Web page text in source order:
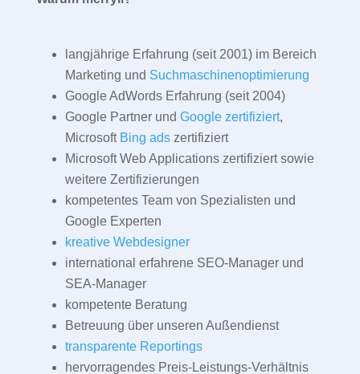
langjährige Erfahrung (seit 2001) im Bereich
Marketing und Suchmaschinenoptimierung
Google AdWords Erfahrung (seit 2004)
Google Partner und Google zertifiziert,
Microsoft Bing adszertifiziert
Microsoft Web Applications zertifiziert sowie
weitere Zertifizierungen
kompetentes Team von Spezialisten und
Google Experten
kreative Webdesigner
international erfahrene SEO-Manager und
SEA-Manager
kompetente Beratung
Betreuung über unseren Außendienst
transparente Reportings
hervorragendes Preis-Leistungs-Verhältnis